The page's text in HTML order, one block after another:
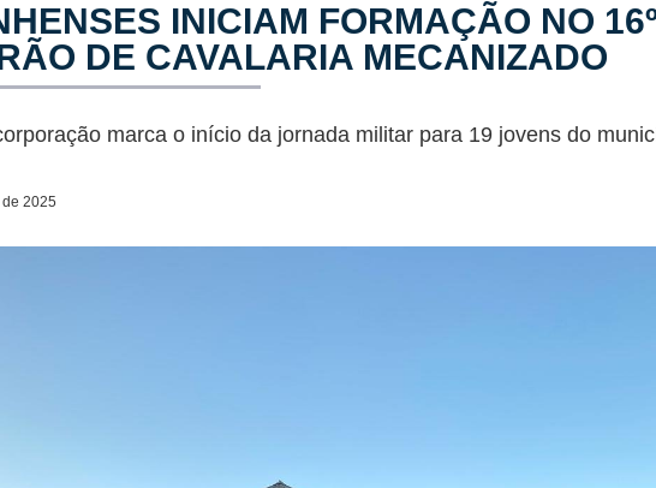
INICIAM FORMAÇÃO NO
DE CAVALARIA MECANIZADO
marca o início da jornada militar para 19 jovens do
2025